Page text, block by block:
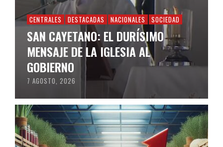
CENTRALES DESTACADAS NACIONALES SOCIEDAD
SAN CAYETANO: EL DURÍSIMO
MENSAJE DE LA IGLESIA AL
GOBIERNO
7 AGOSTO, 2026